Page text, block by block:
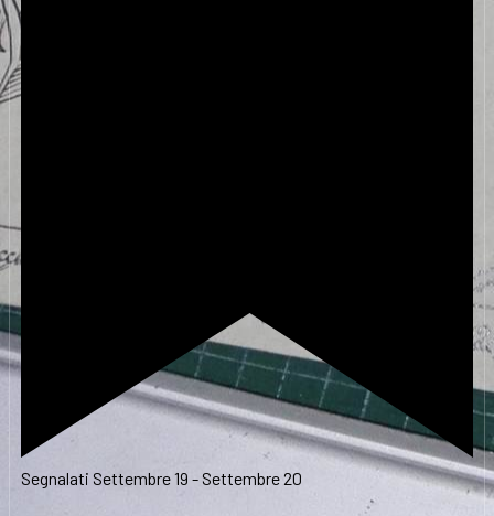
Segnalati Settembre 19 - Settembre 20